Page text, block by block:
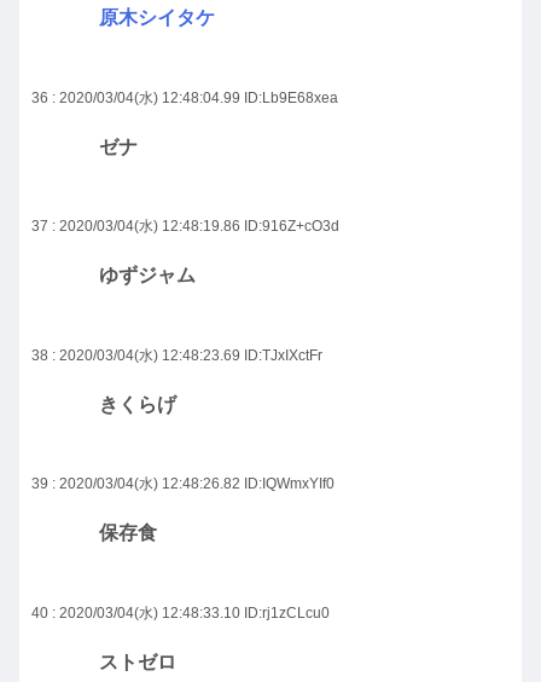
原木シイタケ
36 : 2020/03/04(水) 12:48:04.99 ID:Lb9E68xea
ゼナ
37 : 2020/03/04(水) 12:48:19.86 ID:916Z+cO3d
ゆずジャム
38 : 2020/03/04(水) 12:48:23.69 ID:TJxIXctFr
きくらげ
39 : 2020/03/04(水) 12:48:26.82 ID:IQWmxYIf0
保存食
40 : 2020/03/04(水) 12:48:33.10 ID:rj1zCLcu0
ストゼロ